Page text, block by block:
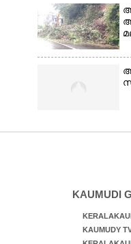
KAUMUDI
KAUMUDY